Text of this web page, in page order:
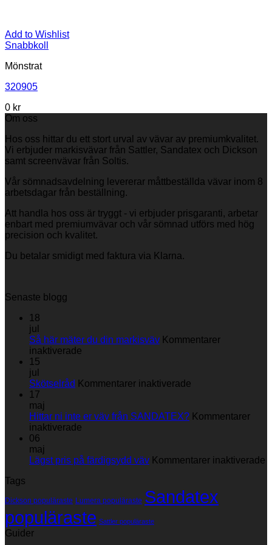
Add to Wishlist
Snabbkoll
Mönstrat
320905
0 kr
Om oss
Hos oss hittar du ett stort urval av vävar av premiumkvalitet.
Vi erbjuder markisvävar från Sattler, Sandatex och Dickson
samt screenvävar från Soltis.
Vår sömnadsavdelning levererar måttbeställda vävar inom 8
arbetsdagar från beställning.
Att handla hos oss är tryggt - vi erbjuder prisgaranti, arbetar
enbart med premiumvävar och vår sömnad utförs med hög
precision och kvalitet.
Du betalar smidigt med faktura via Klarna.
Senaste blogg
18
jul
Så här mäter du din markisväv Kommentarer
inaktiverade
mäter
markisväv
15
jul
Skötselråd Kommentarer inaktiverade
17
maj
Hittar ni inte er väv från SANDATEX? Kommentarer
inaktiverade
inte
SANDATEX?
06
maj
Lägst pris på färdigsydd väv Kommentarer inaktiverade
Tags
Dickson populäraste Lumera populäraste Sandatex
populäraste Sattler populäraste
Guider